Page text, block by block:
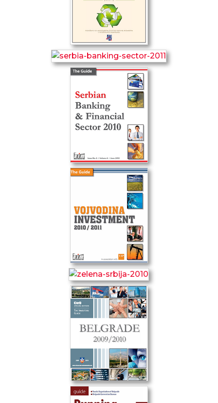
© alliance international media 2003-2026. All rights
reserved.
Contact us
office@aim.rs